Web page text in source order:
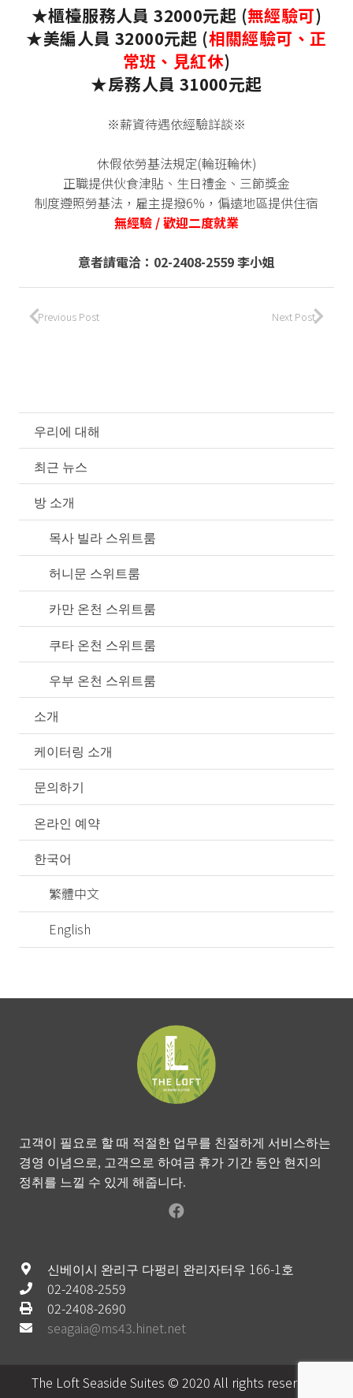
★櫃檯服務人員 32000元起 (無經驗可)
★美編人員 32000元起 (相關經驗可、正
常班、見紅休)
★房務人員 31000元起
※薪資待遇依經驗詳談※
休假依勞基法規定(輪班輪休)
正職提供伙食津貼、生日禮金、三節獎金
制度遵照勞基法，雇主提撥6%，偏遠地區提供住宿
無經驗 / 歡迎二度就業
意者請電洽：02-2408-2559 李小姐
Previous Post Next Post
우리에 대해
최근 뉴스
방 소개
목사 빌라 스위트룸
허니문 스위트룸
카만 온천 스위트룸
쿠타 온천 스위트룸
우부 온천 스위트룸
소개
케이터링 소개
문의하기
온라인 예약
한국어
繁體中文
English
고객이 필요로 할 때 적절한 업무를 친절하게 서비스하는
경영 이념으로, 고객으로 하여금 휴가 기간 동안 현지의
정취를 느낄 수 있게 해줍니다.
신베이시 완리구 다펑리 완리자터우 166-1호
02-2408-2559
02-2408-2690
seagaia@ms43.hinet.net
The Loft Seaside Suites © 2020 All rights reserved.